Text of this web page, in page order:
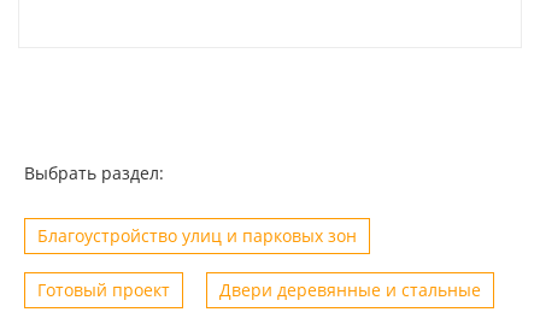
Выбрать раздел:
Благоустройство улиц и парковых зон
Готовый проект Двери деревянные и стальные